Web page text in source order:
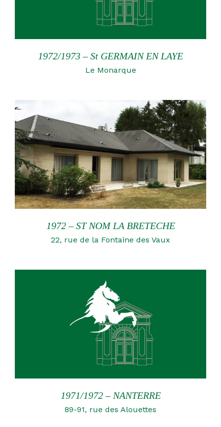
1972/1973 – St GERMAIN EN LAYE
Le Monarque
1972 – ST NOM LA BRETECHE
22, rue de la Fontaine des Vaux
1971/1972 – NANTERRE
89-91, rue des Alouettes